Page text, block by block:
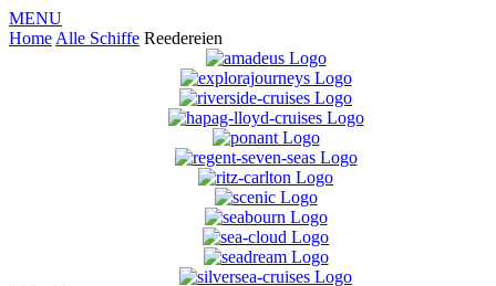
MENU
Home Alle Schiffe Reedereien